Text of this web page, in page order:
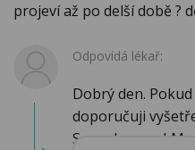
projeví až po delší době ?
Odpovídá lékař:
Dobrý den.
doporučuji
S pozdravem LM...